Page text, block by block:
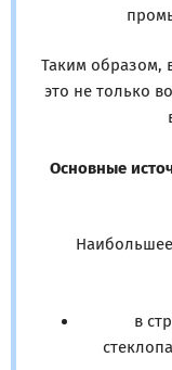
Таким образом,
это не только
Основные
в